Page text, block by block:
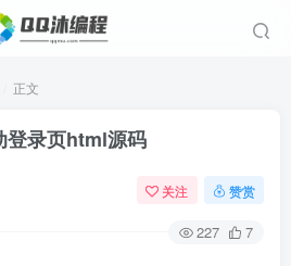
正文
登录页html源码
关注 赞赏
227 7